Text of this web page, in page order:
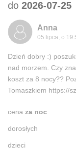
do 2026-07-25
Anna
05 lipca, o
Dzień dobry :)
nad morzem. Czy
koszt za 8 nocy??
Tomaszkiem https://
cena za noc
dorosłych
dzieci